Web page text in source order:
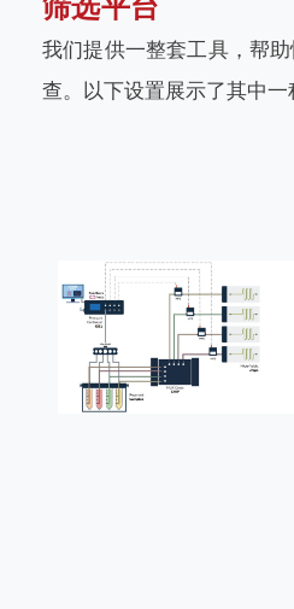
筛选平台
我们提供一整套工具，帮
查。以下设置展示了其中一